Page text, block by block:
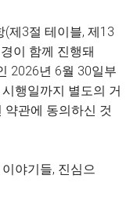
제3절 테이블, 제13
이 함께 진행돼
2026년 6월 30일부
행일까지 별도의 거
약관에 동의하신 것
야기들, 진심으